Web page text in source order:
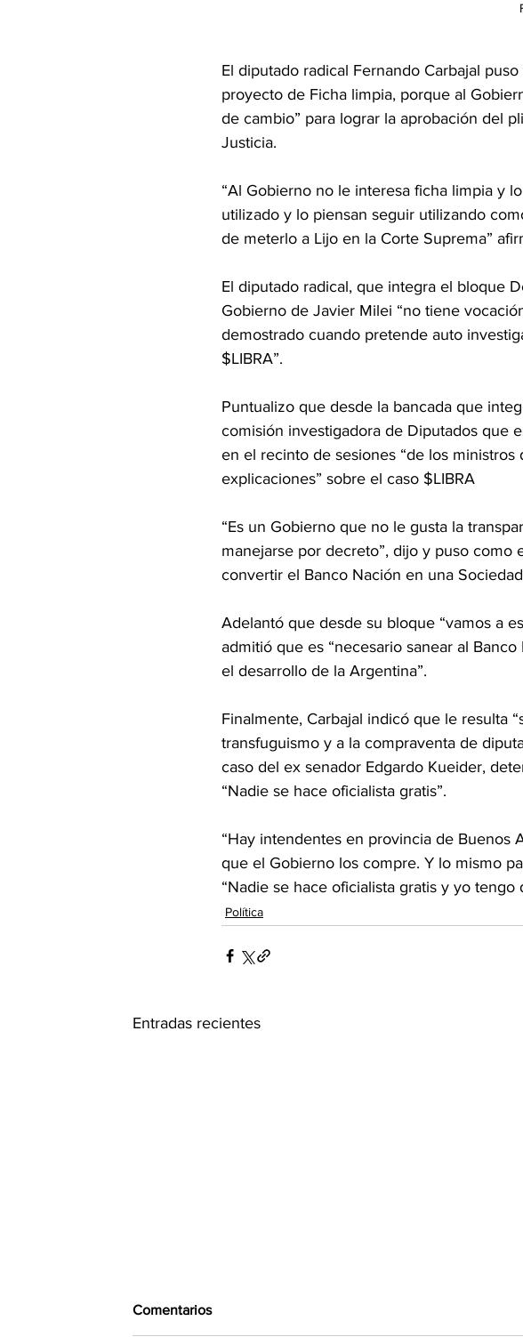
El diputado radical Fernando Carbajal
proyecto de Ficha limpia, porque al
de cambio” para lograr la aprobación del
Justicia.
“Al Gobierno no le interesa ficha limpia y
utilizado y lo piensan seguir utilizando
de meterlo a Lijo en la Corte Suprema”
El diputado radical, que integra el bloque
Gobierno de Javier Milei “no tiene
demostrado cuando pretende auto
$LIBRA”.
Puntualizo que desde la bancada que
comisión investigadora de Diputados que
en el recinto de sesiones “de los
explicaciones” sobre el caso $LIBRA
“Es un Gobierno que no le gusta la
manejarse por decreto”, dijo y puso
convertir el Banco Nación en una
Adelantó que desde su bloque “vamos a
admitió que es “necesario sanear al
el desarrollo de la Argentina”.
Finalmente, Carbajal indicó que le resulta
transfuguismo y a la compraventa de
caso del ex senador Edgardo Kueider,
“Nadie se hace oficialista gratis”.
“Hay intendentes en provincia de Buenos
que el Gobierno los compre. Y lo mismo
“Nadie se hace oficialista gratis y yo tengo
Política
Entradas recientes
Comentarios